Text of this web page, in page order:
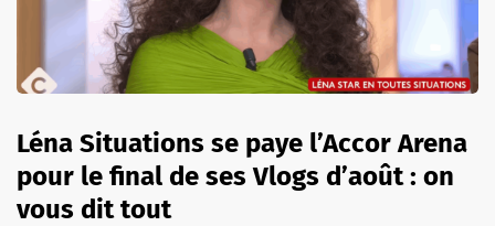
Léna Situations se paye l’Accor Arena
pour le final de ses Vlogs d’août : on
vous dit tout